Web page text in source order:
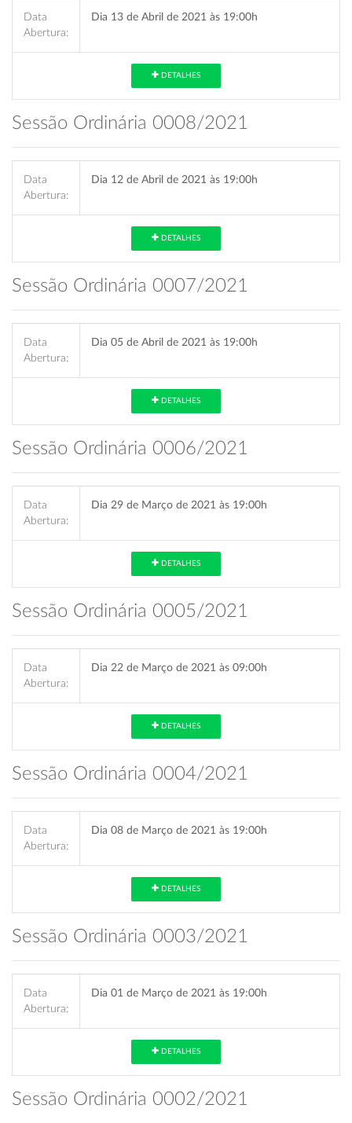
Data
Abertura:
Dia 13 de Abril de 2021 às 19:00h
DETALHES
Sessão Ordinária 0008/2021
Data
Abertura:
Dia 12 de Abril de 2021 às 19:00h
DETALHES
Sessão Ordinária 0007/2021
Data
Abertura:
Dia 05 de Abril de 2021 às 19:00h
DETALHES
Sessão Ordinária 0006/2021
Data
Abertura:
Dia 29 de Março de 2021 às 19:00h
DETALHES
Sessão Ordinária 0005/2021
Data
Abertura:
Dia 22 de Março de 2021 às 09:00h
DETALHES
Sessão Ordinária 0004/2021
Data
Abertura:
Dia 08 de Março de 2021 às 19:00h
DETALHES
Sessão Ordinária 0003/2021
Data
Abertura:
Dia 01 de Março de 2021 às 19:00h
DETALHES
Sessão Ordinária 0002/2021